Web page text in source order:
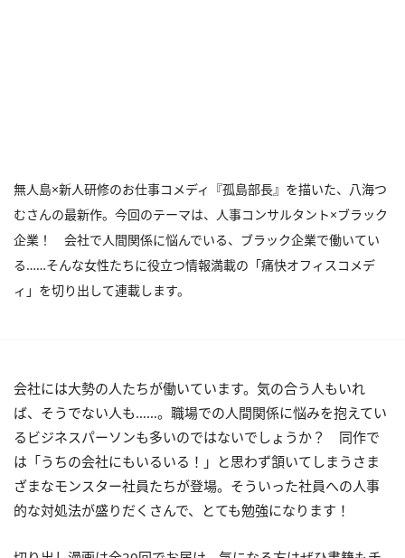
無人島×新人研修のお仕事コメディ『孤島部長』を描いた、八海つ
むさんの最新作。今回のテーマは、人事コンサルタント×ブラック
企業！ 会社で人間関係に悩んでいる、ブラック企業で働いてい
る……そんな女性たちに役立つ情報満載の「痛快オフィスコメデ
ィ」を切り出して連載します。
会社には大勢の人たちが働いています。気の合う人もいれ
ば、そうでない人も……。職場での人間関係に悩みを抱えてい
るビジネスパーソンも多いのではないでしょうか？ 同作で
は「うちの会社にもいるいる！」と思わず頷いてしまうさま
ざまなモンスター社員たちが登場。そういった社員への人事
的な対処法が盛りだくさんで、とても勉強になります！